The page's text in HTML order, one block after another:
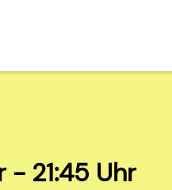
- 21:45 Uhr